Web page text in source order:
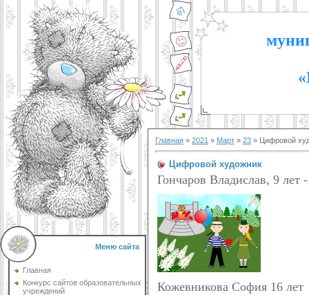
Меню сайта
Главная
Конкурс сайтов образовательных
учреждений
Главная » 2021 » Март » 23 » Цифровой
Цифровой художник
Гончаров Владислав, 9 лет
Кожевникова София 16 лет